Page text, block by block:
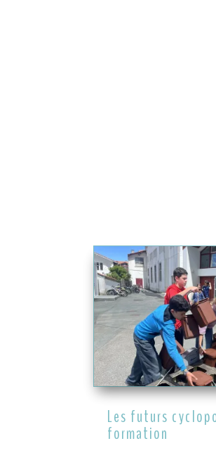
Les futurs
formation